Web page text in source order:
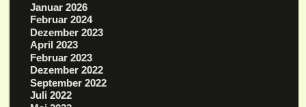
Januar 2026
Februar 2024
Dezember 2023
April 2023
Februar 2023
Dezember 2022
September 2022
Juli 2022